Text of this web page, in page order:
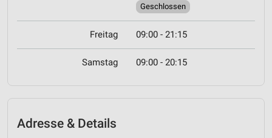
Geschlossen
Freitag 09:00 - 21:15
Samstag 09:00 - 20:15
Adresse & Details